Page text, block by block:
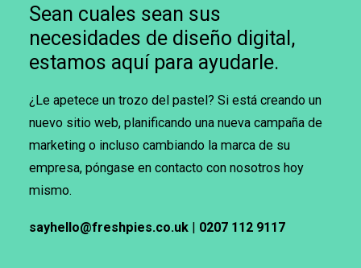
Sean cuales sean sus
necesidades de diseño digital,
estamos aquí para ayudarle.
¿Le apetece un trozo del pastel? Si está creando un
nuevo sitio web, planificando una nueva campaña de
marketing o incluso cambiando la marca de su
empresa, póngase en contacto con nosotros hoy
mismo.
sayhello@freshpies.co.uk | 0207 112 9117